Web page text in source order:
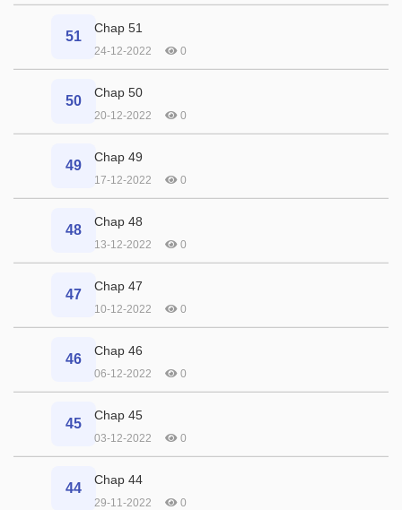
51
Chap 51
24-12-2022 0
50
Chap 50
20-12-2022 0
49
Chap 49
17-12-2022 0
48
Chap 48
13-12-2022 0
47
Chap 47
10-12-2022 0
46
Chap 46
06-12-2022 0
45
Chap 45
03-12-2022 0
44
Chap 44
29-11-2022 0